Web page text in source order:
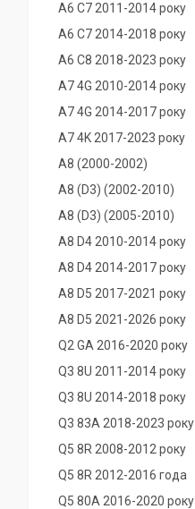
A6 C7 2011-2014 року
A6 C7 2014-2018 року
A6 C8 2018-2023 року
A7 4G 2010-2014 року
A7 4G 2014-2017 року
A7 4K 2017-2023 року
A8 (2000-2002)
A8 (D3) (2002-2010)
A8 (D3) (2005-2010)
A8 D4 2010-2014 року
A8 D4 2014-2017 року
A8 D5 2017-2021 року
A8 D5 2021-2026 року
Q2 GA 2016-2020 року
Q3 8U 2011-2014 року
Q3 8U 2014-2018 року
Q3 83A 2018-2023 року
Q5 8R 2008-2012 року
Q5 8R 2012-2016 года
Q5 80A 2016-2020 року